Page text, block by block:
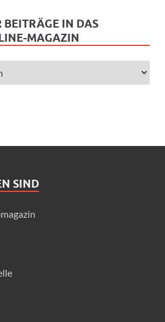
BEITRÄGE IN DAS
MAGAZIN
SIND